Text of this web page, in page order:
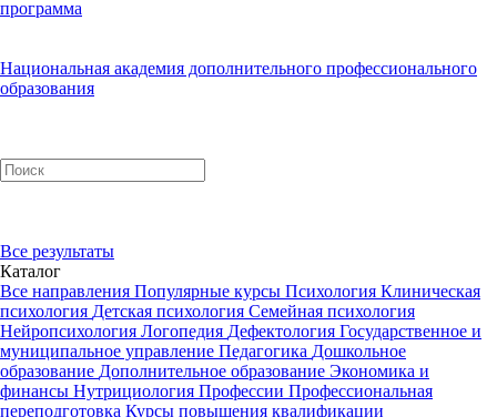
программа
Национальная академия дополнительного профессионального
образования
Все результаты
Каталог
Все направления Популярные курсы Психология Клиническая
психология Детская психология Семейная психология
Нейропсихология Логопедия Дефектология Государственное и
муниципальное управление Педагогика Дошкольное
образование Дополнительное образование Экономика и
финансы Нутрициология Профессии Профессиональная
переподготовка Курсы повышения квалификации